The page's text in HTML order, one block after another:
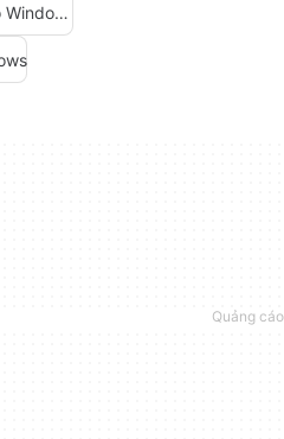
Trò Chơi Thế Chiến Thứ Hai Cho Windows